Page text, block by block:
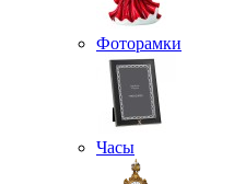
Фоторамки
Часы